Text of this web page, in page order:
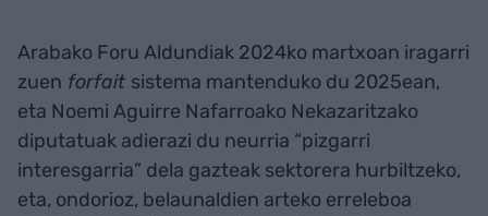
Arabako Foru Aldundiak 2024ko martxoan iragarri
zuen forfait sistema mantenduko du 2025ean,
eta Noemi Aguirre Nafarroako Nekazaritzako
diputatuak adierazi du neurria “pizgarri
interesgarria” dela gazteak sektorera hurbiltzeko,
eta, ondorioz, belaunaldien arteko erreleboa